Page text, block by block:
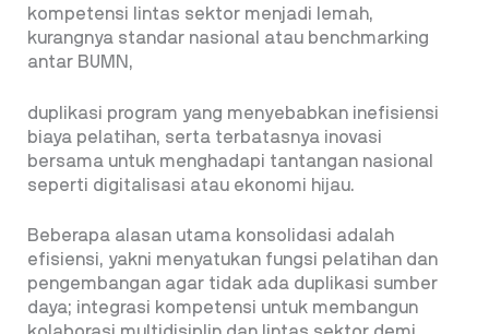
kompetensi lintas sektor menjadi lemah,
kurangnya standar nasional atau benchmarking
antar BUMN,
duplikasi program yang menyebabkan inefisiensi
biaya pelatihan, serta terbatasnya inovasi
bersama untuk menghadapi tantangan nasional
seperti digitalisasi atau ekonomi hijau.
Beberapa alasan utama konsolidasi adalah
efisiensi, yakni menyatukan fungsi pelatihan dan
pengembangan agar tidak ada duplikasi sumber
daya; integrasi kompetensi untuk membangun